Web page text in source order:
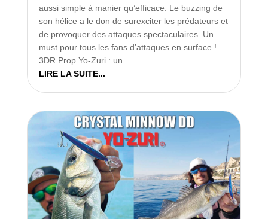
aussi simple à manier qu’efficace. Le buzzing de
son hélice a le don de surexciter les prédateurs et
de provoquer des attaques spectaculaires. Un
must pour tous les fans d’attaques en surface !
3DR Prop Yo-Zuri : un...
LIRE LA SUITE...